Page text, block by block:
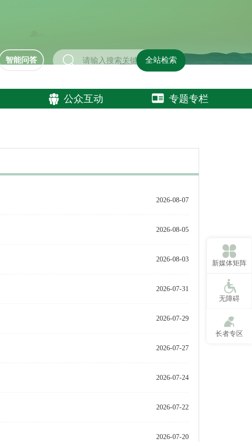
智能问答 全站检索
公众互动 专题专栏
2026-08-07
2026-08-05
2026-08-03
2026-07-31
2026-07-29
2026-07-27
2026-07-24
2026-07-22
2026-07-20
新媒体矩阵
无障碍
长者专区